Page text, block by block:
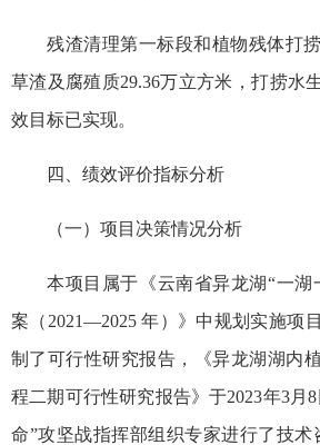
残渣清理第一标段和植物残体打
草渣及腐殖质29.36万立方米，打捞水
效目标已实现。
四、绩效评价指标分析
（一）项目决策情况分析
本项目属于《云南省异龙湖“一湖
案（2021—2025 年）》中规划实施项
制了可行性研究报告，《异龙湖湖内
程二期可行性研究报告》于2023年3月
命”攻坚战指挥部组织专家进行了技术